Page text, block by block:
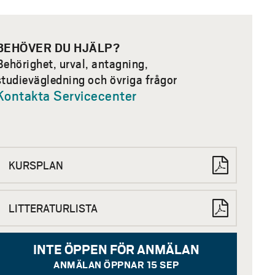
DU HJÄLP?
urval, antagning,
och övriga frågor
Servicecenter
KURSPLAN
LITTERATURLISTA
INTE ÖPPEN FÖR ANMÄLAN
ANMÄLAN ÖPPNAR 15 SEP